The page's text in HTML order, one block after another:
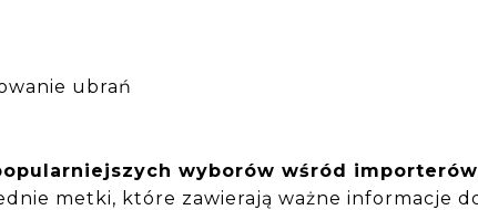
ubrań
wyborów wśród
metki, które zawierają ważne informacje